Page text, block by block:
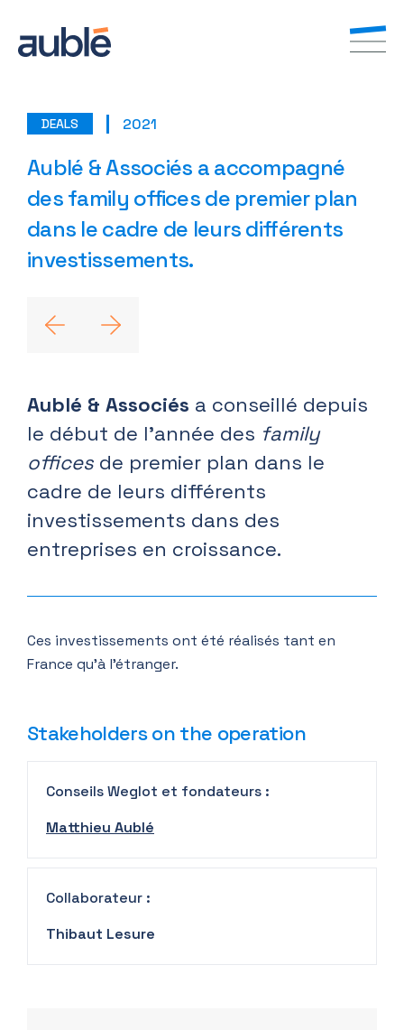
DEALS 2021
Aublé & Associés a accompagné
des family offices de premier plan
dans le cadre de leurs différents
investissements.
Aublé & Associés a conseillé depuis
le début de l’année des family
offices de premier plan dans le
cadre de leurs différents
investissements dans des
entreprises en croissance.
Ces investissements ont été réalisés tant en
France qu’à l’étranger.
Stakeholders on the operation
Conseils Weglot et fondateurs :
Matthieu Aublé
Collaborateur :
Thibaut Lesure